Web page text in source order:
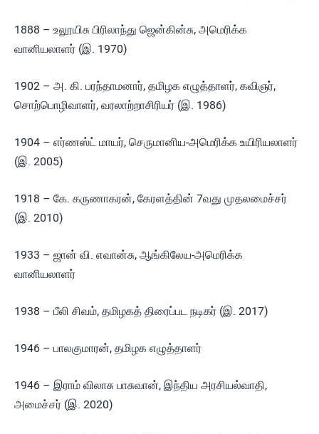
1888 – உலூயிசு பிரிலாந்து ஜென்கின்சு, அமெரிக்க
வானியலாளர் (இ. 1970)
1902 – அ. கி. பரந்தாமனார், தமிழக எழுத்தாளர், கவிஞர்,
சொற்பொழிவாளர், வரலாற்றாசிரியர் (இ. 1986)
1904 – எர்ணஸ்ட் மாயர், செருமானிய-அமெரிக்க உயிரியலாளர்
(இ. 2005)
1918 – கே. கருணாகரன், கேரளத்தின் 7வது முதலமைச்சர்
(இ. 2010)
1933 – ஜான் வி. எவான்சு, ஆங்கிலேய-அமெரிக்க
வானியலாளர்
1938 – பீலி சிவம், தமிழகத் திரைப்பட நடிகர் (இ. 2017)
1946 – பாலகுமாரன், தமிழக எழுத்தாளர்
1946 – இராம் விலாசு பாசுவான், இந்திய அரசியல்வாதி,
அமைச்சர் (இ. 2020)